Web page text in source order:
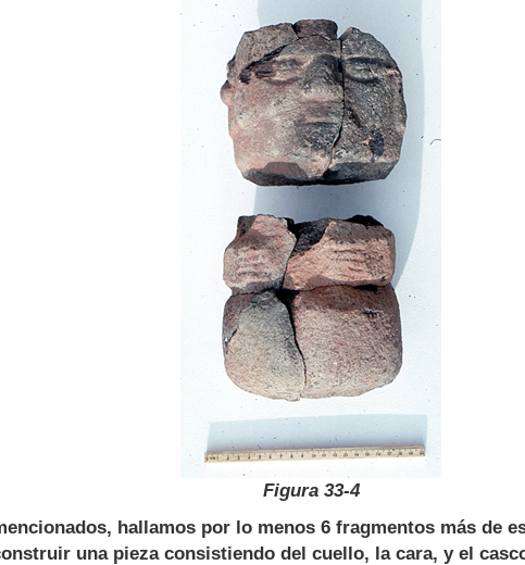
Figura 33-4
hallamos por lo menos 6 fragmentos más de
una pieza consistiendo del cuello, la cara, y el